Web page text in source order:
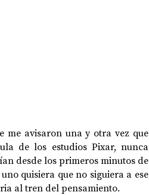
me avisaron una y otra vez que
de los estudios Pixar, nunca
desde los primeros minutos de
quisiera que no siguiera a ese
al tren del pensamiento.